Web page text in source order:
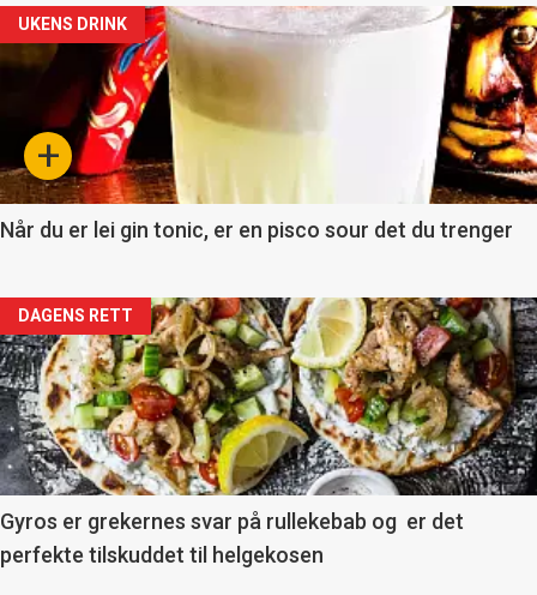
rett
Artikler
detail
section
11
rett
2
+
UKENS DRINK
Når du er lei gin tonic, er en pisco sour det du trenger
Artikler
detail
-
section
11
Ukens
DAGENS RETT
Gyros er grekernes svar på rullekebab og er det
perfekte tilskuddet til helgekosen